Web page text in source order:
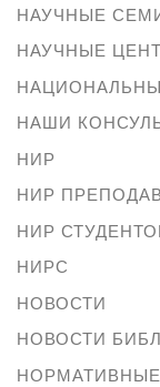
НАУЧНЫЕ
НАУЧНЫЕ
НАШИ
НИР
НИР
НИР
НИРС
НОВОСТИ
НОВОСТИ